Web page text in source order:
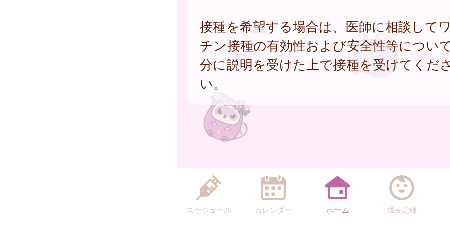
接種を希望する場合は、医師に相談して
チン接種の有効性および安全性等につい
分に説明を受けた上で接種を受けてくださ
い。
スケジュール カレンダー ホーム 成長記録